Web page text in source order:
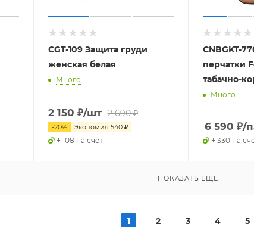
CGT-109 Защита груди
женская белая
Много
2 150 ₽/шт 2 690₽
-20% Экономия 540₽
+ 108 на счет
CNBGKT-
перчатки
табачно-
Много
6 590 ₽/
+ 330 на
ПОКАЗАТЬ ЕЩЕ
1 2 3 4 5